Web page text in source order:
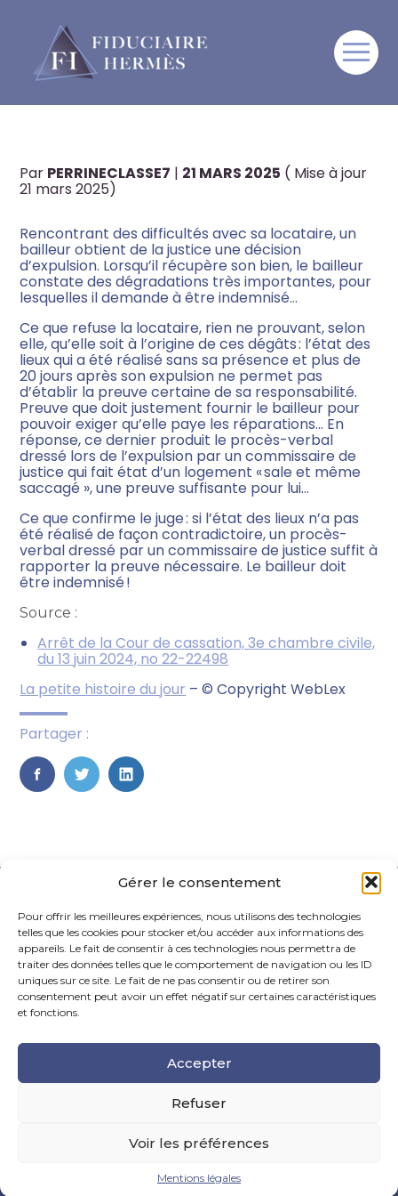
Gérer le consentement
Pour offrir les meilleures expériences, nous utilisons des technologies
telles que les cookies pour stocker et/ou accéder aux informations des
appareils. Le fait de consentir à ces technologies nous permettra de
traiter des données telles que le comportement de navigation ou les ID
uniques sur ce site. Le fait de ne pas consentir ou de retirer son
consentement peut avoir un effet négatif sur certaines caractéristiques
et fonctions.
Accepter
Refuser
Voir les préférences
Mentions légales
Aller
au
Créateur d’entreprise
Artisan, commerçant,
Sportif & monde du sport
Artiste & monde de l’art
Travailleur à l’international
C’EST L’HISTOIRE D’UN
BAILLEUR QUI A PLUS D’UN
Par PERRINECLASSE7 | 21 MARS 2025 ( Mise à jour
21 mars 2025)
Rencontrant des difficultés avec sa locataire, un
bailleur obtient de la justice une décision
d’expulsion. Lorsqu’il récupère son bien, le bailleur
constate des dégradations très importantes, pour
lesquelles il demande à être indemnisé…
Ce que refuse la locataire, rien ne prouvant, selon
elle, qu’elle soit à l’origine de ces dégâts : l’état des
lieux qui a été réalisé sans sa présence et plus de
20 jours après son expulsion ne permet pas
d’établir la preuve certaine de sa responsabilité.
Preuve que doit justement fournir le bailleur pour
pouvoir exiger qu’elle paye les réparations… En
réponse, ce dernier produit le procès-verbal
dressé lors de l’expulsion par un commissaire de
justice qui fait état d’un logement « sale et même
saccagé », une preuve suffisante pour lui…
Ce que confirme le juge : si l’état des lieux n’a pas
été réalisé de façon contradictoire, un procès-
verbal dressé par un commissaire de justice suffit à
rapporter la preuve nécessaire. Le bailleur doit
être indemnisé !
Source :
Arrêt de la Cour de cassation, 3e chambre civile,
du 13 juin 2024, no 22-22498
La petite histoire du jour – © Copyright WebLex
Partager :
FaceBook
TwitterLinkedIn
Footer
Principale
La Maison Des Conseils – 6 Rue Maurice Caunes, 31200
Toulouse
MENTIONS LÉGALES
Conception et réalisation